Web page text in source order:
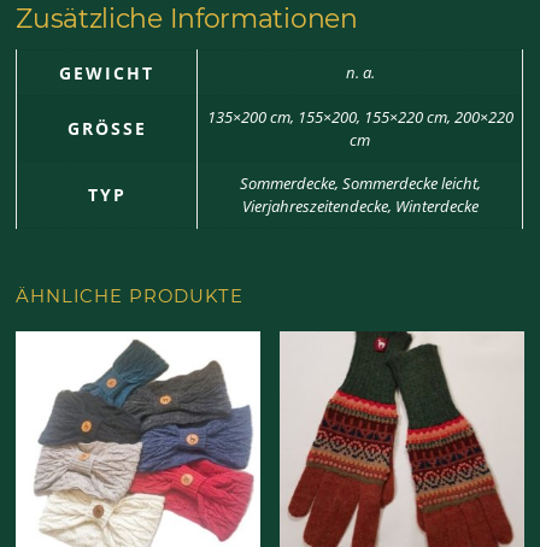
Zusätzliche Informationen
GEWICHT n. a.
GRÖSSE
135×200 cm, 155×200, 155×220 cm, 200×220
cm
TYP
Sommerdecke, Sommerdecke leicht,
Vierjahreszeitendecke, Winterdecke
ÄHNLICHE PRODUKTE